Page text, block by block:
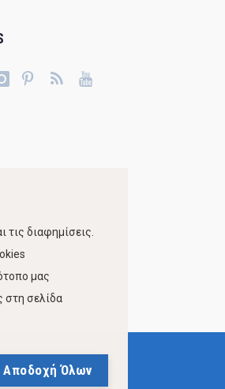
Δήμου Βόλου
διαφημίσεις.
μας
στη σελίδα
Αποδοχή Όλων